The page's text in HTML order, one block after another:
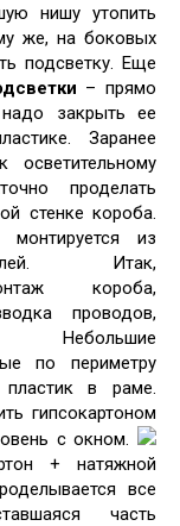
нишу утопить
же, на боковых
подсветку. Еще
– прямо
закрыть ее
Заранее
проделать
стенке короба.
из
Итак,
короба,
проводов,
Небольшие
по периметру
пластик в раме.
гипсокартоном
с окном.
+ натяжной
все
часть